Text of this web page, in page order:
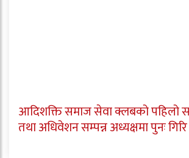
आदिशक्ति समाज सेवा क्लबको पहिलो
तथा अधिवेशन सम्पन्न अध्यक्षमा पुनः गिरि